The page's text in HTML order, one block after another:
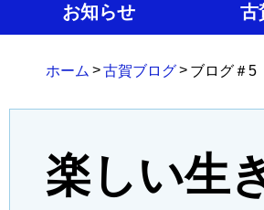
お知らせ 古
ホーム >古賀ブログ> ブログ＃5
楽しい生